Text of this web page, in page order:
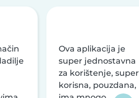
Ova aplikacija je
super jednostavna
za korištenje, super
korisna, pouzdana,